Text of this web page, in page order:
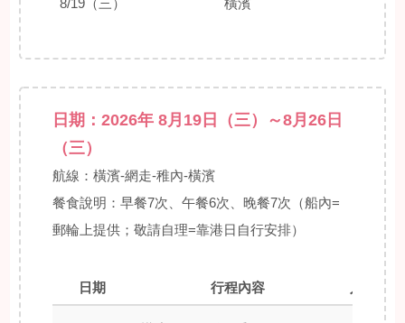
8/19（三） 橫濱 09:00
日期：2026年 8月19日（三）～8月26日
（三）
航線：橫濱-網走-稚內-橫濱
餐食說明：早餐7次、午餐6次、晚餐7次（船內=
郵輪上提供；敬請自理=靠港日自行安排）
日期 行程內容 入港時間